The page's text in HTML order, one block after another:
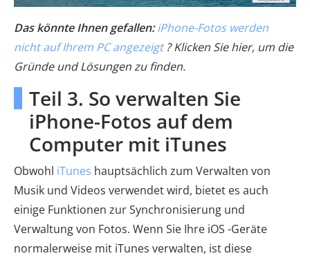
Das könnte Ihnen gefallen: iPhone-Fotos werden
nicht auf Ihrem PC angezeigt? Klicken Sie hier, um die
Gründe und Lösungen zu finden.
Teil 3. So verwalten Sie
iPhone-Fotos auf dem
Computer mit iTunes
Obwohl iTunes hauptsächlich zum Verwalten von
Musik und Videos verwendet wird, bietet es auch
einige Funktionen zur Synchronisierung und
Verwaltung von Fotos. Wenn Sie Ihre iOS -Geräte
normalerweise mit iTunes verwalten, ist diese